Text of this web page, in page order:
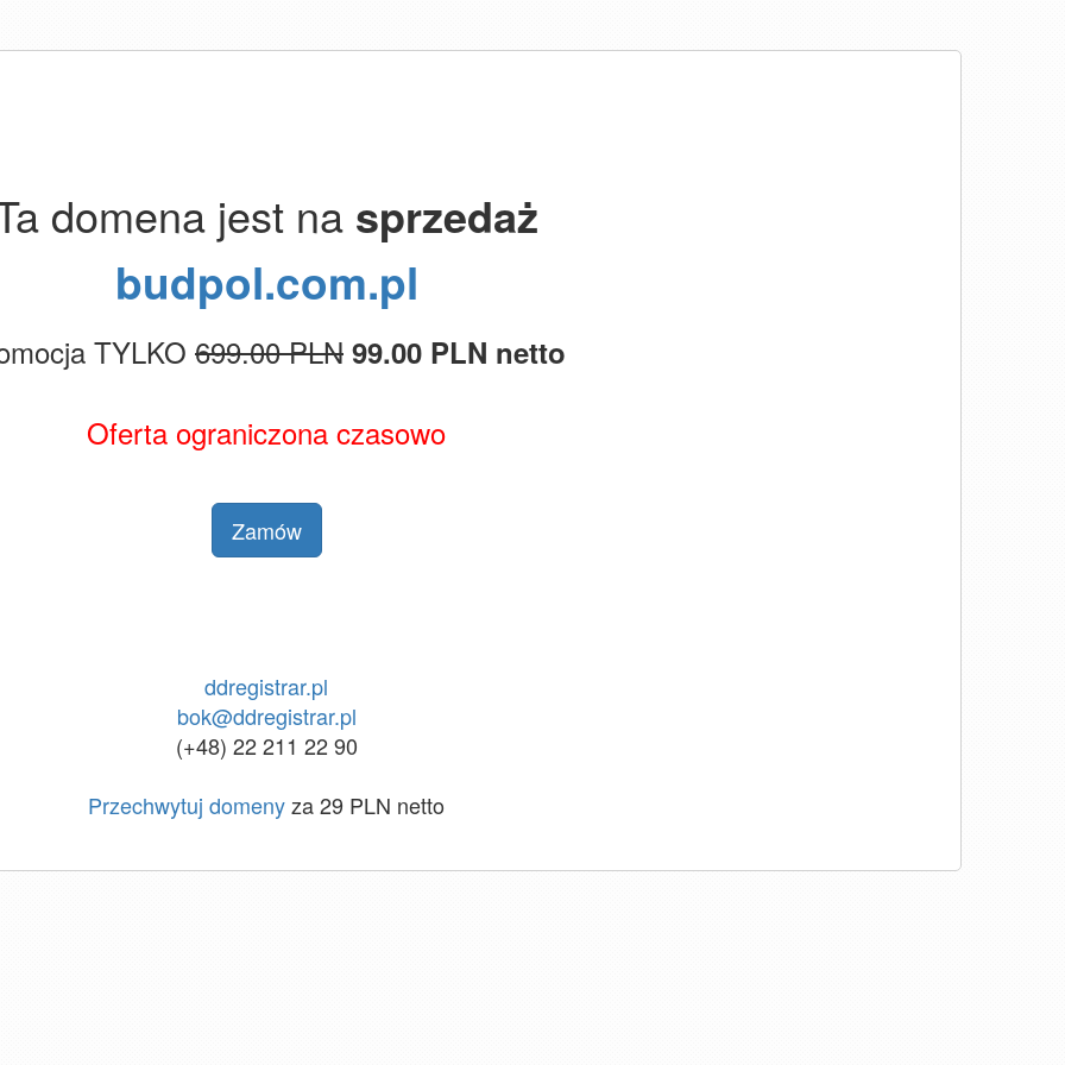
domena jest na sprzedaż
budpol.com.pl
TYLKO 699.00 PLN 99.00 PLN netto
Oferta ograniczona czasowo
Zamów
ddregistrar.pl
bok@ddregistrar.pl
(+48) 22 211 22 90
Przechwytuj domenyza 29 PLN netto